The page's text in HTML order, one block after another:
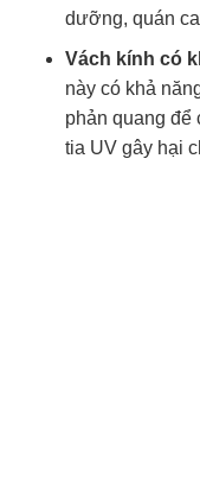
dưỡng, quán
Vách kính có
này có khả
phản quang để
tia UV gây hại